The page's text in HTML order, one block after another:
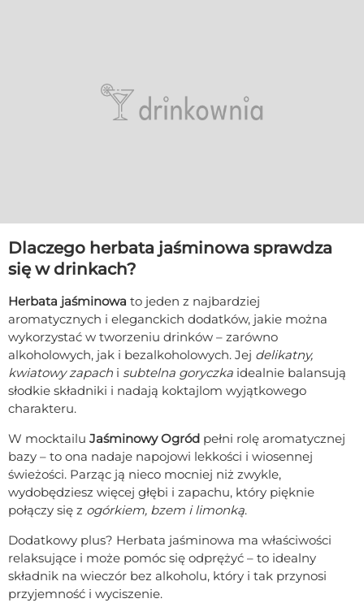
Dlaczego herbata jaśminowa sprawdza
się w drinkach?
Herbata jaśminowa to jeden z najbardziej
aromatycznych i eleganckich dodatków, jakie można
wykorzystać w tworzeniu drinków – zarówno
alkoholowych, jak i bezalkoholowych. Jej delikatny,
kwiatowy zapach i subtelna goryczka idealnie balansują
słodkie składniki i nadają koktajlom wyjątkowego
charakteru.
W mocktailu Jaśminowy Ogród pełni rolę aromatycznej
bazy – to ona nadaje napojowi lekkości i wiosennej
świeżości. Parząc ją nieco mocniej niż zwykle,
wydobędziesz więcej głębi i zapachu, który pięknie
połączy się z ogórkiem, bzem i limonką.
Dodatkowy plus? Herbata jaśminowa ma właściwości
relaksujące i może pomóc się odprężyć – to idealny
składnik na wieczór bez alkoholu, który i tak przynosi
przyjemność i wyciszenie.